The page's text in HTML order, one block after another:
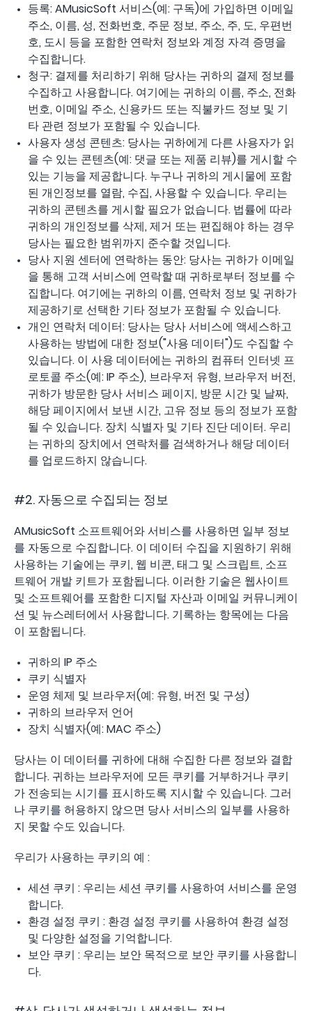
등록: AMusicSoft 서비스(예: 구독)에 가입하면 이메일
주소, 이름, 성, 전화번호, 주문 정보, 주소, 주, 도, 우편번
호, 도시 등을 포함한 연락처 정보와 계정 자격 증명을
수집합니다.
청구: 결제를 처리하기 위해 당사는 귀하의 결제 정보를
수집하고 사용합니다. 여기에는 귀하의 이름, 주소, 전화
번호, 이메일 주소, 신용카드 또는 직불카드 정보 및 기
타 관련 정보가 포함될 수 있습니다.
사용자 생성 콘텐츠: 당사는 귀하에게 다른 사용자가 읽
을 수 있는 콘텐츠(예: 댓글 또는 제품 리뷰)를 게시할 수
있는 기능을 제공합니다. 누구나 귀하의 게시물에 포함
된 개인정보를 열람, 수집, 사용할 수 있습니다. 우리는
귀하의 콘텐츠를 게시할 필요가 없습니다. 법률에 따라
귀하의 개인정보를 삭제, 제거 또는 편집해야 하는 경우
당사는 필요한 범위까지 준수할 것입니다.
당사 지원 센터에 연락하는 동안: 당사는 귀하가 이메일
을 통해 고객 서비스에 연락할 때 귀하로부터 정보를 수
집합니다. 여기에는 귀하의 이름, 연락처 정보 및 귀하가
제공하기로 선택한 기타 정보가 포함될 수 있습니다.
개인 연락처 데이터: 당사는 당사 서비스에 액세스하고
사용하는 방법에 대한 정보("사용 데이터")도 수집할 수
있습니다. 이 사용 데이터에는 귀하의 컴퓨터 인터넷 프
로토콜 주소(예: IP 주소), 브라우저 유형, 브라우저 버전,
귀하가 방문한 당사 서비스 페이지, 방문 시간 및 날짜,
해당 페이지에서 보낸 시간, 고유 정보 등의 정보가 포함
될 수 있습니다. 장치 식별자 및 기타 진단 데이터. 우리
는 귀하의 장치에서 연락처를 검색하거나 해당 데이터
를 업로드하지 않습니다.
#2. 자동으로 수집되는 정보
AMusicSoft 소프트웨어와 서비스를 사용하면 일부 정보
를 자동으로 수집합니다. 이 데이터 수집을 지원하기 위해
사용하는 기술에는 쿠키, 웹 비콘, 태그 및 스크립트, 소프
트웨어 개발 키트가 포함됩니다. 이러한 기술은 웹사이트
및 소프트웨어를 포함한 디지털 자산과 이메일 커뮤니케이
션 및 뉴스레터에서 사용합니다. 기록하는 항목에는 다음
이 포함됩니다.
귀하의 IP 주소
쿠키 식별자
운영 체제 및 브라우저(예: 유형, 버전 및 구성)
귀하의 브라우저 언어
장치 식별자(예: MAC 주소)
당사는 이 데이터를 귀하에 대해 수집한 다른 정보와 결합
합니다. 귀하는 브라우저에 모든 쿠키를 거부하거나 쿠키
가 전송되는 시기를 표시하도록 지시할 수 있습니다. 그러
나 쿠키를 허용하지 않으면 당사 서비스의 일부를 사용하
지 못할 수도 있습니다.
우리가 사용하는 쿠키의 예 :
세션 쿠키 : 우리는 세션 쿠키를 사용하여 서비스를 운영
합니다.
환경 설정 쿠키 : 환경 설정 쿠키를 사용하여 환경 설정
및 다양한 설정을 기억합니다.
보안 쿠키 : 우리는 보안 목적으로 보안 쿠키를 사용합니
다.